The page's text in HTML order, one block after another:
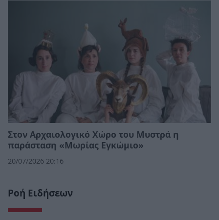
Στον Αρχαιολογικό Χώρο του Μυστρά η
παράσταση «Μωρίας Εγκώμιο»
20/07/2026 20:16
Ροή Ειδήσεων